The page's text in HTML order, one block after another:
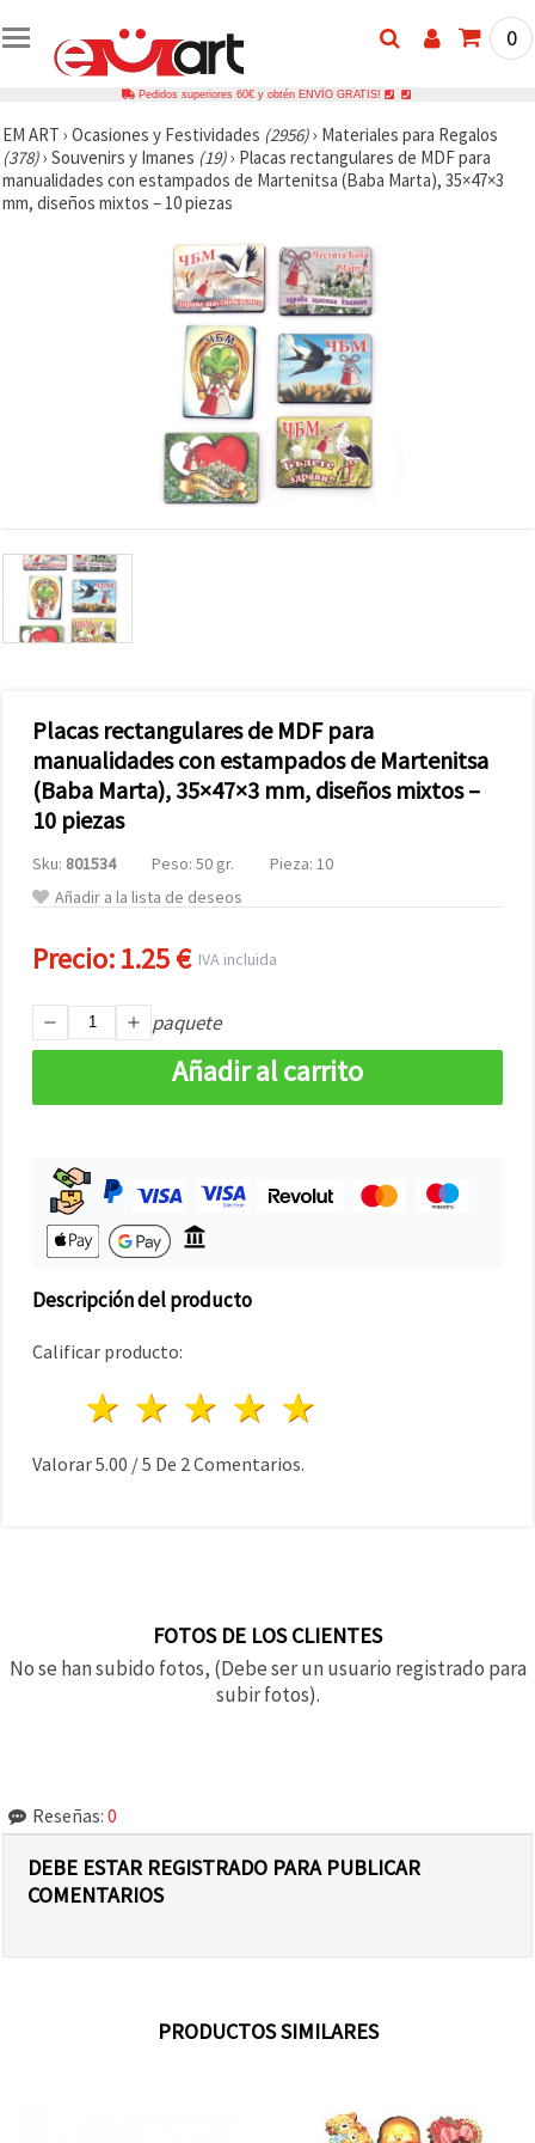
0
Pedidos superiores 60€ y obtén ENVÍO GRATIS!
EM ART › Ocasiones y Festividades (2956)› Materiales para Regalos
(378)› Souvenirs y Imanes (19)› Placas rectangulares de MDF para
manualidades con estampados de Martenitsa (Baba Marta), 35×47×3
mm, diseños mixtos – 10 piezas
Placas rectangulares de MDF para
manualidades con estampados de Martenitsa
(Baba Marta), 35×47×3 mm, diseños mixtos –
10 piezas
Sku: 801534 Peso: 50 gr.
Pieza: 10
Añadir a la lista de deseos
Precio:1.25 €IVA incluida
paquete
Añadir al carrito
Descripción del producto
Calificar producto:
4 estrellas
3 estrellas
2 estrellas
1 estrella
Valorar5.00 /5 De 2 Comentarios.
FOTOS DE LOS CLIENTES
No se han subido fotos, (Debe ser un usuario registrado para
subir fotos).
Reseñas: 0
DEBE ESTAR REGISTRADO PARA PUBLICAR
COMENTARIOS
PRODUCTOS SIMILARES